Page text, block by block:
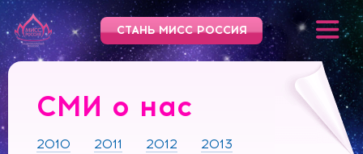
СТАНЬ МИСС РОССИЯ
СМИ о нас
2010 2011 2012
2013